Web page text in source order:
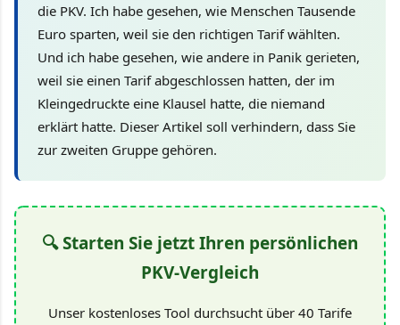
die PKV. Ich habe gesehen, wie Menschen Tausende
Euro sparten, weil sie den richtigen Tarif wählten.
Und ich habe gesehen, wie andere in Panik gerieten,
weil sie einen Tarif abgeschlossen hatten, der im
Kleingedruckte eine Klausel hatte, die niemand
erklärt hatte. Dieser Artikel soll verhindern, dass Sie
zur zweiten Gruppe gehören.
🔍 Starten Sie jetzt Ihren persönlichen
PKV-Vergleich
Unser kostenloses Tool durchsucht über 40 Tarife